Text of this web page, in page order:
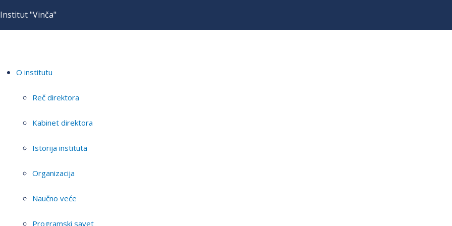
Institut "Vinča"
O institutu
Reč direktora
Kabinet direktora
Istorija instituta
Organizacija
Naučno veće
Programski savet